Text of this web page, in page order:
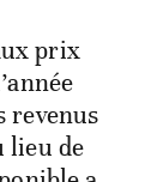
prix
revenus
lieu de